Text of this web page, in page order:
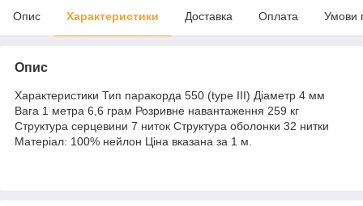
Опис Характеристики Доставка Оплата Умови
Опис
Характеристики Тип паракорда 550 (type III) Діаметр 4 мм
Вага 1 метра 6,6 грам Розривне навантаження 259 кг
Структура серцевини 7 ниток Структура оболонки 32 нитки
Матеріал: 100% нейлон Ціна вказана за 1 м.